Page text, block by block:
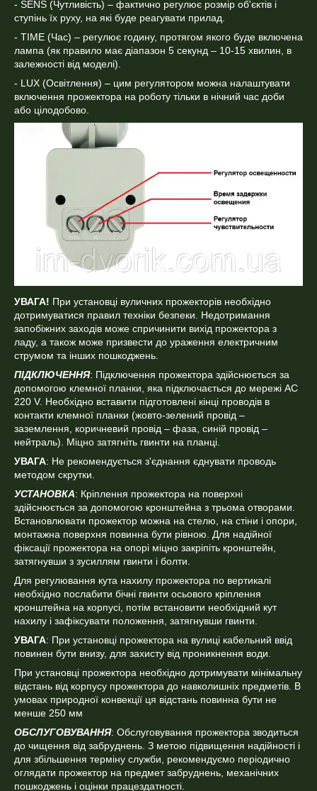
- SENS (Чутливість) – фактично регулює розмір об'єктів і
ступінь їх руху, на які буде реагувати прилад.
- TIME (Час) – регулює годину, протягом якого буде включена
лампа (як правило має діапазон 5 секунд – 10-15 хвилин, в
залежності від моделі).
- LUX (Освітлення) – цим регулятором можна налаштувати
включення прожектора на роботу тільки в нічний час доби
або цілодобово.
УВАГА! При установці вуличних прожекторів необхідно
дотримуватися правил техніки безпеки. Недотримання
запобіжних заходів може спричинити вихід прожектора з
ладу, а також може призвести до ураження електричним
струмом та інших пошкоджень.
ПІДКЛЮЧЕННЯ: Підключення прожектора здійснюється за
допомогою клемної планки, яка підключається до мережі АС
220 V. Необхідно вставити підготовлені кінці проводів в
контакти клемної планки (жовто-зелений провід –
заземлення, коричневий провід – фаза, синій провід –
нейтраль). Міцно затягніть гвинти на планці.
УВАГА: Не рекомендується з'єднання єднувати проводь
методом скрутки.
УСТАНОВКА: Кріплення прожектора на поверхні
здійснюється за допомогою кронштейна з трьома отворами.
Встановлювати прожектор можна на стелю, на стіни і опори,
монтажна поверхня повинна бути рівною. Для надійної
фіксації прожектора на опорі міцно закріпіть кронштейн,
затягнувши з зусиллям гвинти і болти.
Для регулювання кута нахилу прожектора по вертикалі
необхідно послабити бічні гвинти осьового кріплення
кронштейна на корпусі, потім встановити необхідний кут
нахилу і зафіксувати положення, затягнувши гвинти.
УВАГА: При установці прожектора на вулиці кабельний ввід
повинен бути внизу, для захисту від проникнення води.
При установці прожектора необхідно дотримувати мінімальну
відстань від корпусу прожектора до навколишніх предметів. В
умовах природної конвекції ця відстань повинна бути не
менше 250 мм
ОБСЛУГОВУВАННЯ: Обслуговування прожектора зводиться
до чищення від забруднень. З метою підвищення надійності і
для збільшення терміну служби, рекомендуємо періодично
оглядати прожектор на предмет забруднень, механічних
пошкоджень і оцінки працездатності.